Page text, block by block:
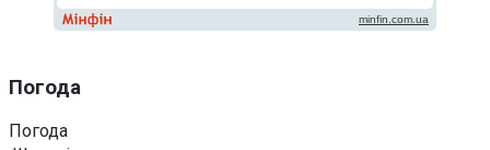
Погода
Погода